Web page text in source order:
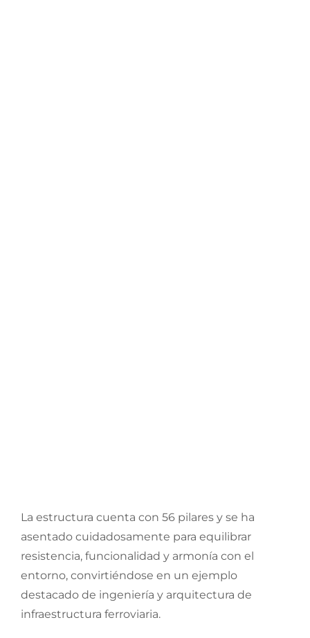
La estructura cuenta con 56 pilares y se ha
asentado cuidadosamente para equilibrar
resistencia, funcionalidad y armonía con el
entorno, convirtiéndose en un ejemplo
destacado de ingeniería y arquitectura de
infraestructura ferroviaria.